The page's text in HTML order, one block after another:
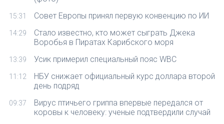
15:31 Совет Европы принял первую конвенцию по ИИ
14:29
Стало известно, кто может сыграть Джека
Воробья в Пиратах Карибского моря
13:39 Усик примерил специальный пояс WBC
11:12
НБУ снижает официальный курс доллара второй
день подряд
09:37
Вирус птичьего гриппа впервые передался от
коровы к человеку: ученые подтвердили случай